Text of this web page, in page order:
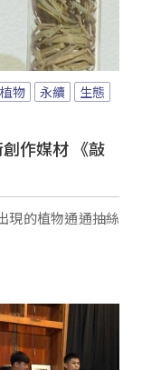
物 永續
生態
作媒材 《敲
現的植物通通抽絲